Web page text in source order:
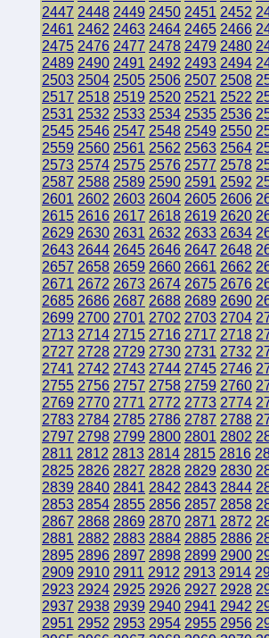
2447 2448 2449 2450 2451 2452
2461 2462 2463 2464 2465 2466
2475 2476 2477 2478 2479 2480
2489 2490 2491 2492 2493 2494
2503 2504 2505 2506 2507 2508
2517 2518 2519 2520 2521 2522
2531 2532 2533 2534 2535 2536
2545 2546 2547 2548 2549 2550
2559 2560 2561 2562 2563 2564
2573 2574 2575 2576 2577 2578
2587 2588 2589 2590 2591 2592
2601 2602 2603 2604 2605 2606
2615 2616 2617 2618 2619 2620
2629 2630 2631 2632 2633 2634
2643 2644 2645 2646 2647 2648
2657 2658 2659 2660 2661 2662
2671 2672 2673 2674 2675 2676
2685 2686 2687 2688 2689 2690
2699 2700 2701 2702 2703 2704
2713 2714 2715 2716 2717 2718
2727 2728 2729 2730 2731 2732
2741 2742 2743 2744 2745 2746
2755 2756 2757 2758 2759 2760
2769 2770 2771 2772 2773 2774
2783 2784 2785 2786 2787 2788
2797 2798 2799 2800 2801 2802
2811 2812 2813 2814 2815 2816
2825 2826 2827 2828 2829 2830
2839 2840 2841 2842 2843 2844
2853 2854 2855 2856 2857 2858
2867 2868 2869 2870 2871 2872
2881 2882 2883 2884 2885 2886
2895 2896 2897 2898 2899 2900
2909 2910 2911 2912 2913 2914
2923 2924 2925 2926 2927 2928
2937 2938 2939 2940 2941 2942
2951 2952 2953 2954 2955 2956